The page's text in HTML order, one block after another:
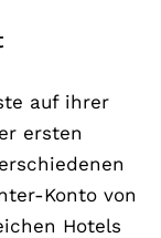
auf ihrer
ersten
Konto von
Hotels